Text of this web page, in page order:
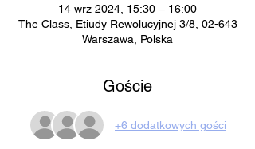
14 wrz 2024, 15:30 – 16:00
The Class, Etiudy Rewolucyjnej 3/8, 02-643
Warszawa, Polska
Goście
+6 dodatkowych gości